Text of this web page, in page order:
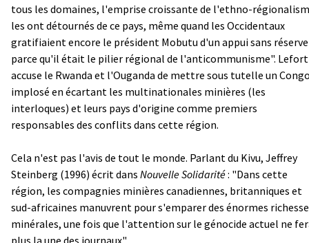
tous les domaines, l'emprise croissante de l'ethno-
les ont détournés de ce pays, même quand les Occidentaux
gratifiaient encore le président Mobutu d'un appui sans réserve
parce qu'il était le pilier régional de l'anticommunisme". Lefort
accuse le Rwanda et l'Ouganda de mettre sous tutelle un
implosé en écartant les multinationales minières (les
interloques) et leurs pays d'origine comme premiers
responsables des conflits dans cette région.
Cela n'est pas l'avis de tout le monde. Parlant du Kivu, Jeffrey
Steinberg (1996) écrit dans Nouvelle Solidarité: "Dans cette
région, les compagnies minières canadiennes, britanniques et
sud-africaines manuvrent pour s'emparer des énormes
minérales, une fois que l'attention sur le génocide actuel ne
plus la une des journaux".